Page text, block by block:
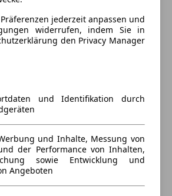
jederzeit anpassen und
widerrufen, indem Sie in
den Privacy Manager
und Identifikation durch
und Inhalte, Messung von
der Performance von Inhalten,
sowie Entwicklung und
Angeboten